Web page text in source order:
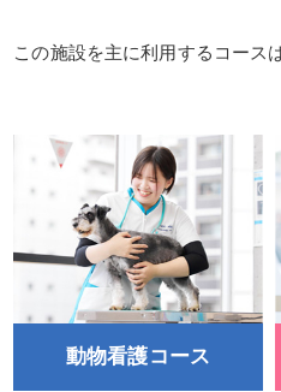
この施設を主に利用するコース
動物看護コース